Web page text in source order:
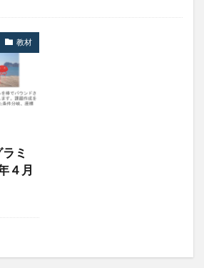
教材
ミ
４月